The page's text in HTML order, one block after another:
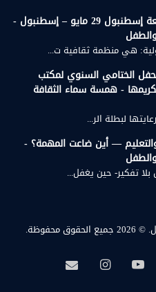
زيارة علمية إلى جامعة مرمرة وجامعة إسطنبول 29 مايو – إسطنبول -
هي منظمة ثقافية ت...
الختامي السنوي لمكتب
- همسة سماء الثقافة
لبطلة الر...
والتعليم — أين ضاعت المهمة؟ -
تفكير- حين يغفل...
© 2026 جميع الحقوق محفوظة.
‫YouTubeانستقرامبريد